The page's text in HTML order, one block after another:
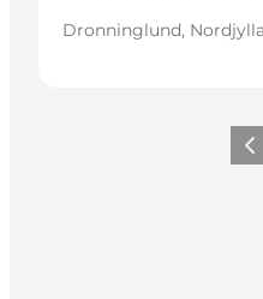
Dronninglund,